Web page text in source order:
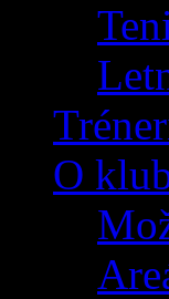
O